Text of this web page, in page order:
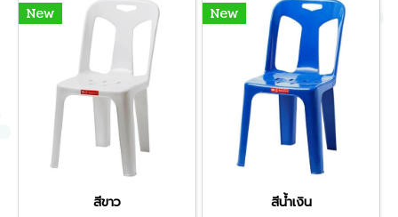
New
สีขาว
New
สีน้ำเงิน